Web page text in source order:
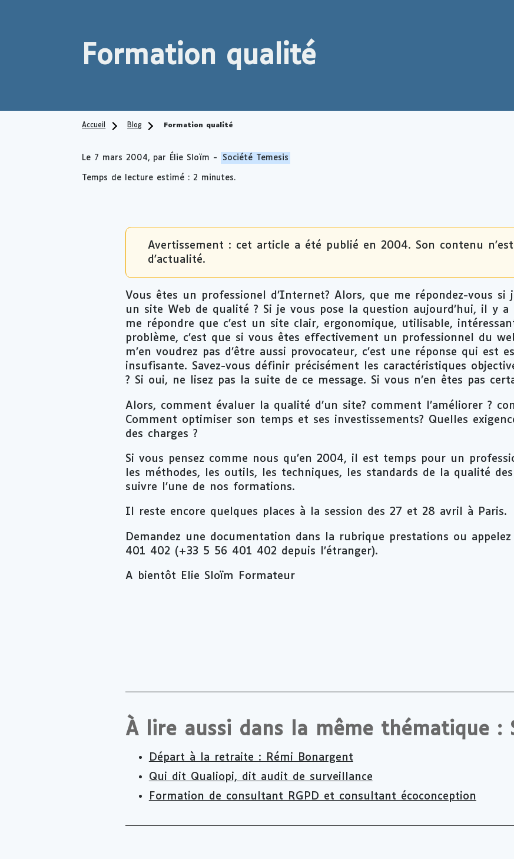
Formation qualité
Accueil Blog Formation qualité
Le 7 mars 2004, par Élie Sloïm - Société Temesis
Temps de lecture estimé : 2 minutes.
Avertissement : cet article a été publié en 2004. Son contenu
d'actualité.
Vous êtes un professionel d’Internet? Alors, que me répondez-vous si
un site Web de qualité ? Si je vous pose la question aujourd’hui, il y
me répondre que c’est un site clair, ergonomique, utilisable,
problème, c’est que si vous êtes effectivement un professionnel du
m’en voudrez pas d’être aussi provocateur, c’est une réponse qui est
insufisante. Savez-vous définir précisément les caractéristiques
? Si oui, ne lisez pas la suite de ce message. Si vous n’en êtes pas
Alors, comment évaluer la qualité d’un site? comment l’améliorer ?
Comment optimiser son temps et ses investissements? Quelles
des charges ?
Si vous pensez comme nous qu’en 2004, il est temps pour un
les méthodes, les outils, les techniques, les standards de la qualité
suivre l’une de nos formations.
Il reste encore quelques places à la session des 27 et 28 avril à Paris.
Demandez une documentation dans la rubrique prestations ou
401 402 (+33 5 56 401 402 depuis l’étranger).
A bientôt Elie Sloïm Formateur
À lire aussi dans la même thématique :
Départ à la retraite : Rémi Bonargent
Qui dit Qualiopi, dit audit de surveillance
Formation de consultant RGPD et consultant écoconception